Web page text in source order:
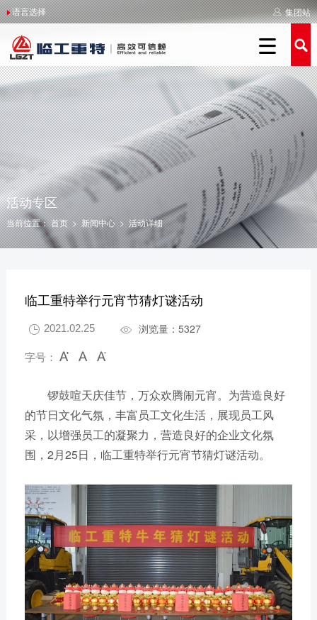
语言选择 集团站
重特简介
全球重特
企业文化
社会责任
联系我们
举报受理
重特简介
领导关怀
企业荣誉
发展历程
美丽重特
举报制度
侵权举报
我要举报
重特新闻
媒体聚焦
影像重特
活动专区
装载机系列
新能源系列
农补系列
经销商查询
施工案例
服务介绍
服务品牌
服务网点
操作保养
人才战略
人才招聘
人才培养

活动专区
当前位置：首页>新闻中心>活动详细
临工重特举行元宵节猜灯谜活动
 2021.02.25  浏览量：5327
字号：
锣鼓喧天庆佳节，万众欢腾闹元宵。为营造良好
的节日文化气氛，丰富员工文化生活，展现员工风
采，以增强员工的凝聚力，营造良好的企业文化氛
围，2月25日，临工重特举行元宵节猜灯谜活动。